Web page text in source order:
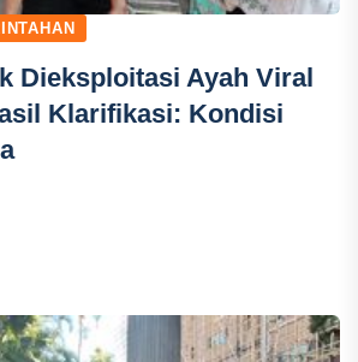
Dieksploitasi Ayah Viral
Klarifikasi: Kondisi